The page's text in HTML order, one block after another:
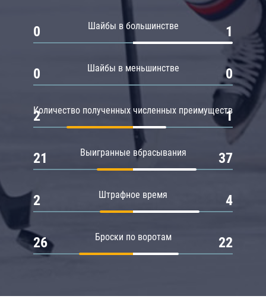
Шайбы в большинстве
0 1
Шайбы в меньшинстве
0 0
Количество полученных численных преимуществ
2 1
Выигранные вбрасывания
21 37
Штрафное время
2 4
Броски по воротам
26 22